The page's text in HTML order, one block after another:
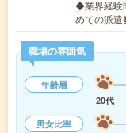
◆業界経験
めての派遣
職場の雰囲気
年齢層
20代
男女比率